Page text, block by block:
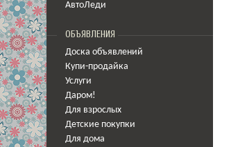
АвтоЛеди
ОБЪЯВЛЕНИЯ
Доска объявлений
Купи-продайка
Услуги
Даром!
Для взрослых
Детские покупки
Для дома